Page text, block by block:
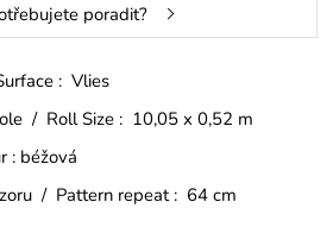
poradit?
: Vlies
/ Roll Size : 10,05 x 0,52 m
: béžová
/ Pattern repeat : 64 cm